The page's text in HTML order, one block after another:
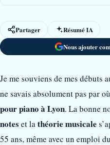
Partager
Résumé IA
Nous ajouter
Je me souviens de mes débuts
ne savais absolument pas par
pour piano à Lyon. La bonne
notes et lathéorie musicale
55 ans, même avec un emploi